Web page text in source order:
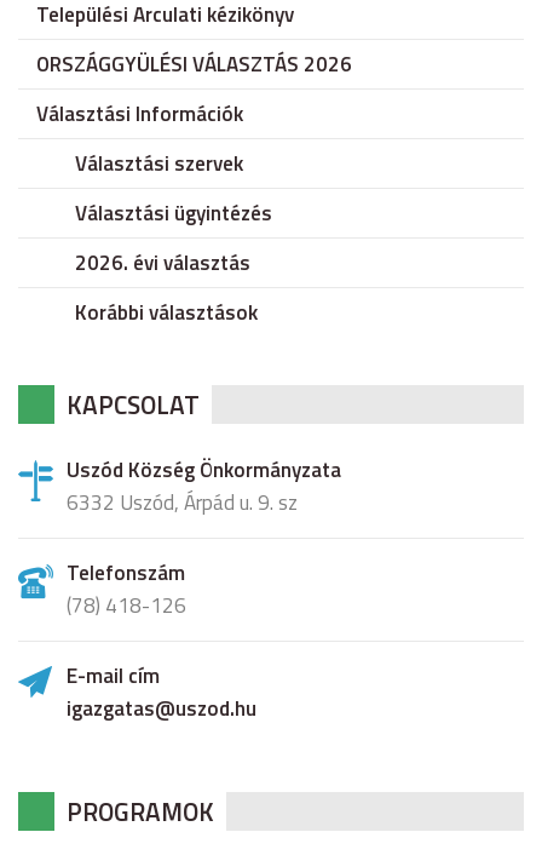
Települési Arculati kézikönyv
ORSZÁGGYÜLÉSI VÁLASZTÁS 2026
Választási Információk
Választási szervek
Választási ügyintézés
2026. évi választás
Korábbi választások
KAPCSOLAT
Uszód Község Önkormányzata
6332 Uszód, Árpád u. 9. sz
Telefonszám
(78) 418-126
E-mail cím
igazgatas@uszod.hu
PROGRAMOK